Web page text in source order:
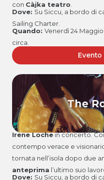
con Càjka teatro.
Dove: Su Siccu, a bordo di
Sailing Charter.
Quando: Venerdì 24 Maggio
circa.
Evento
The
Irene Lochein concerto.
contempo verace e
tornata nell’isola dopo due
anteprima l’ultimo suo
Dove: Su Siccu, a bordo di